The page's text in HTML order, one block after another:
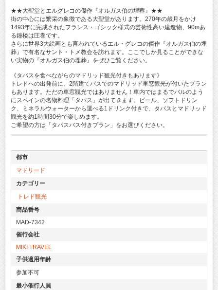
★★大聖堂とエルグレコの傑作『オルガス伯の埋葬』★★
街の中心には繁栄の象徴である大聖堂があります。270年の歳月をかけ
1493年に完成されたフランス・ゴシック様式の芸術性高い建造物、90mあ
る鐘楼は圧巻です。
さらに世界3大絵画とも言われているエル・グレコの傑作『オルガス伯の埋
葬』で有名なサント・トメ教会を訪れます。ここでしか見ることができな
い実物の『オルガス伯の埋葬』をぜひご覧ください。
《タパスを食べながらのマドリッド観光付きもあります》
トレドへの出発前に、2階建てバスでのマドリッド車窓観光が付いたプラン
もあります。ただの車窓観光ではありません！車内ではまるでバルのよう
にスペインの名物料理「タパス」が出てきます。ビール、ソフトドリン
ク、ミネラルウォーターから選べる1ドリンク付きで、タパスとマドリッド
観光を約1時間30分で楽しめます。
ご希望の方は「タパスバス付きプラン」をお選びください。
都市
マドリード
カテゴリー
トレド観光
商品番号
MAD-7342
催行会社
MIKI TRAVEL
子供適用年齢
参加不可
最小催行人員